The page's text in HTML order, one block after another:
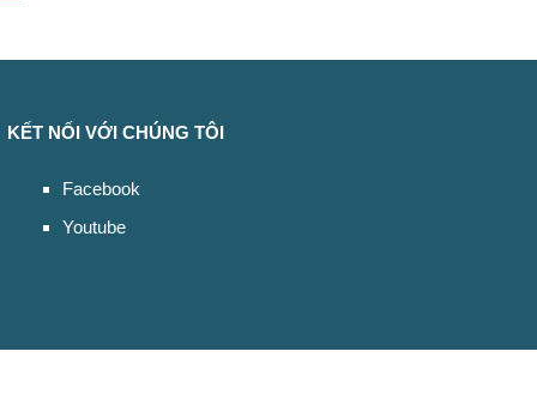
KẾT NỐI VỚI CHÚNG TÔI
Facebook
Youtube